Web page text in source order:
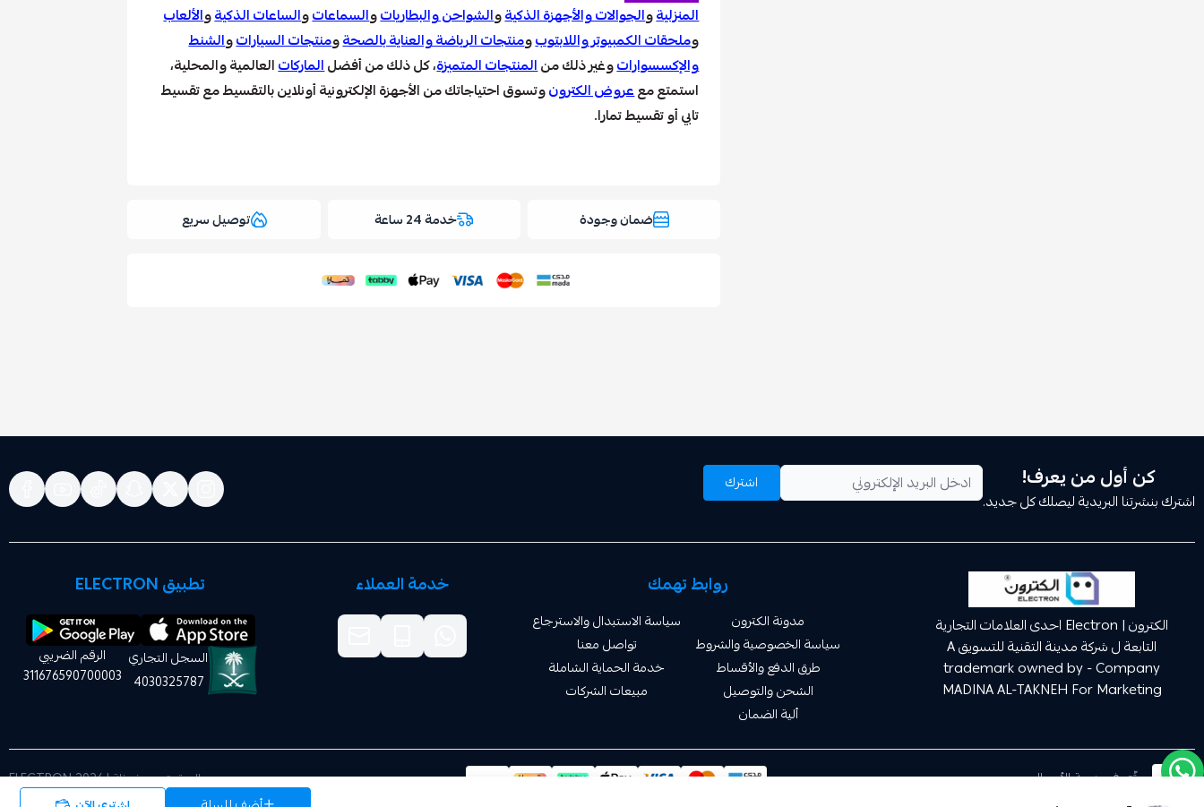
المنزليةوالجوالات والأجهزة الذكيةوالشواحن والبطارياتوالسماعاتوالساعات الذكيةوالألعاب
وملحقات الكمبيوتر واللابتوبومنتجات الرياضة والعناية بالصحةومنتجات السياراتوالشنط
والإكسسواراتوغير ذلك منالمنتجات المتميزة، كل ذلك من أفضلالماركاتالعالمية والمحلية،
استمتع مععروض الكترونوتسوق احتياجاتك من الأجهزة الإلكترونية أونلاين بالتقسيط مع تقسيط
تابي أو تقسيط تمارا.
ضمان وجودة خدمة 24 ساعة توصيل سريع
كن أول من يعرف!
اشترك بنشرتنا البريدية ليصلك كل جديد.
اشترك
الكترون | Electron احدى العلامات التجارية
التابعة ل شركة مدينة التقنية للتسويق A
trademark owned by - Company
MADINA AL-TAKNEH For Marketing
روابط تهمك
مدونة الكترون
سياسة الخصوصية والشروط
طرق الدفع والأقساط
الشحن والتوصيل
ألية الضمان
سياسة الاستبدال والاسترجاع
تواصل معنا
خدمة الحماية الشاملة
مبيعات الشركات
خدمة العملاء تطبيق ELECTRON
السجل التجاري
4030325787
الرقم الضريبي
311676590700003
موثّق في منصة الأعمال الحقوق محفوظة | 2026 ELECTRON